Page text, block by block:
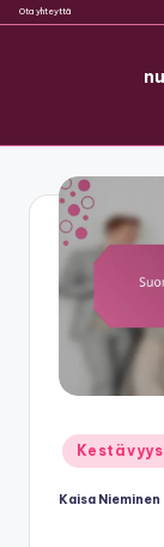
Ota yhteyttä
Posted
in
Kestävyys
Posted
Kaisa Nieminen